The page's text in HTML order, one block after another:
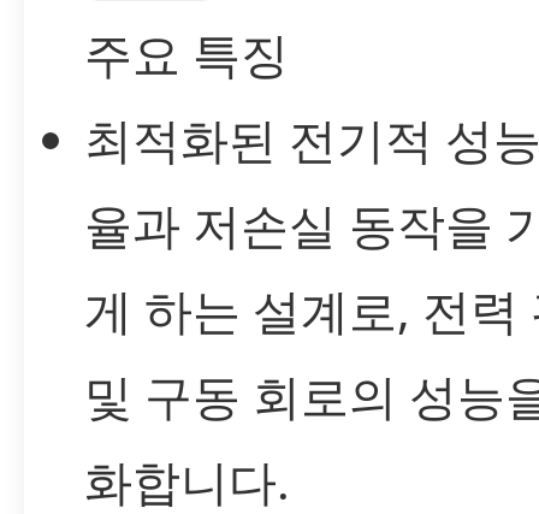
주요 특징
최적화된 전기적 성
율과 저손실 동작을
게 하는 설계로, 전력
및 구동 회로의 성능
화합니다.